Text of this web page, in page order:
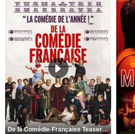
De la Comédie-Française Teaser (3) VF